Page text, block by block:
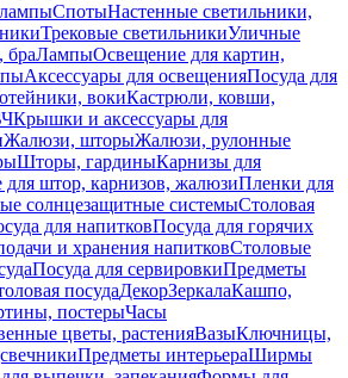
СпотыНастенные светильники,
Трековые светильникиУличные
браЛампыОсвещение для картин,
Аксессуары для освещенияПосуда для
вокиКастрюли, ковши,
Крышки и аксессуары для
Жалюзи, шторыЖалюзи, рулонные
Шторы, гардиныКарнизы для
штор, карнизов, жалюзиПленки для
солнцезащитные системыСтоловая
для напитковПосуда для горячих
и хранения напитковСтоловые
Посуда для сервировкиПредметы
посудаДекорЗеркалаКашпо,
постерыЧасы
цветы, растенияВазыКлючницы,
Предметы интерьераШирмы